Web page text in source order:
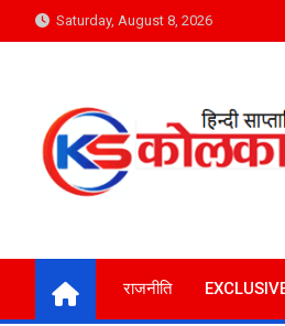
to
Saturday, August 8, 2026
Kolkata
राजनीति